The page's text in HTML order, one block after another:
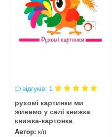
відгуків: 1
рухомі картинки ми
живемо у селі книжка
книжка-картонка
Автор: к/п